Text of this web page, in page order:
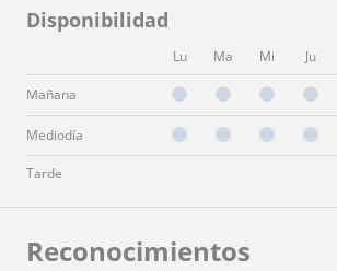
Disponibilidad
Lu Ma Mi Ju
Mañana
Mediodía
Tarde
Reconocimientos